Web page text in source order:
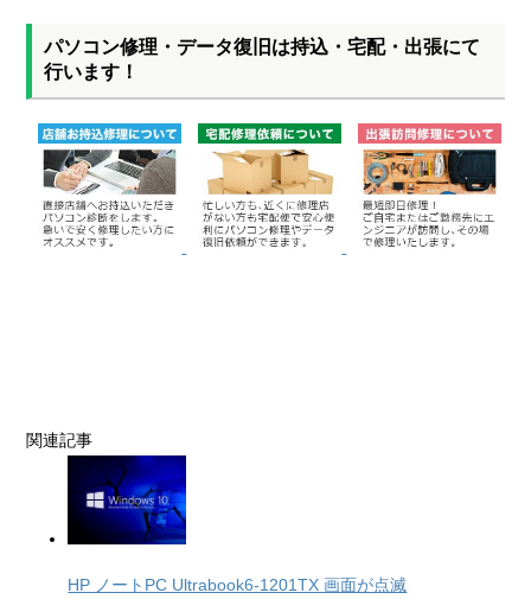
パソコン修理・データ復旧は持込・宅配・出張にて
行います！
関連記事
HP ノートPC Ultrabook6-1201TX 画面が点滅